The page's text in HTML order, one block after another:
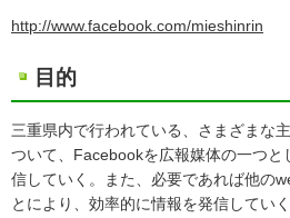
http://www.facebook.com/mieshinrin
目的
三重県内で行われている、さまざまな
ついて、Facebookを広報媒体の一つと
信していく。また、必要であれば他の
とにより、効率的に情報を発信していく